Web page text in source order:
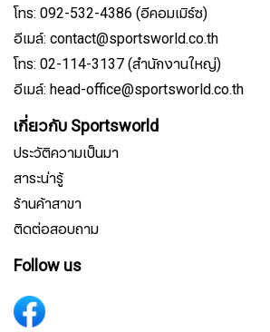
โทร: 092-532-4386 (อีคอมเมิร์ซ)
อีเมล์: contact@sportsworld.co.th
โทร: 02-114-3137 (สำนักงานใหญ่)
อีเมล์: head-office@sportsworld.co.th
เกี่ยวกับ Sportsworld
ประวัติความเป็นมา
สาระน่ารู้
ร้านค้าสาขา
ติดต่อสอบถาม
Follow us